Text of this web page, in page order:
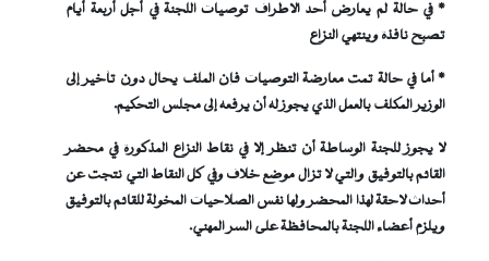
* في حالة لم يعارض أحد الاطراف توصيات اللجنة في أجل أربعة أيام
تصبح نافذة وينتهي النزاع
* أما في حالة تمت معارضة التوصيات فإن الملف يحال دون تأخير إلى
الوزير المكلف بالعمل الذي يجوز له أن يرفعه إلى مجلس التحكيم.
لا يجوز للجنة الوساطة أن تنظر إلا في نقاط النزاع المذكورة في محضر
القائم بالتوفيق والتي لا تزال موضع خلاف وفي كل النقاط التي نتجت عن
أحداث لاحقة لهذا المحضر ولها نفس الصلاحيات المخولة للقائم بالتوفيق
ويلزم أعضاء اللجنة بالمحافظة على السر المهني.